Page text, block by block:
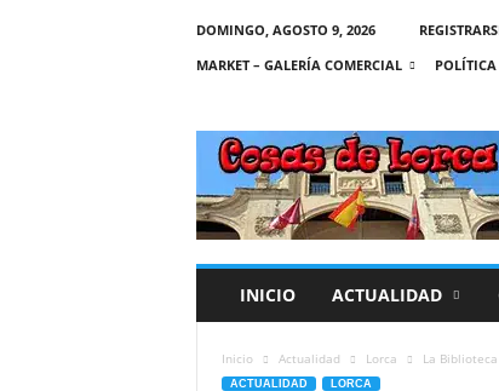
DOMINGO, AGOSTO 9, 2026
MARKET – GALERÍA COMERCIAL
C
A
S
INICIO ACTUALIDAD
Inicio Actualidad Lorca La
ACTUALIDAD LORCA